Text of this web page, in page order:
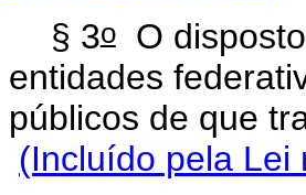
§ 3oO disposto
entidades
públicos de que
(Incluído pela Lei